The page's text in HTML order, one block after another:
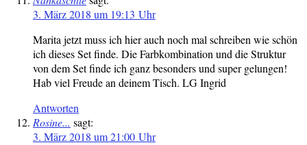
3. März 2018 um 19:13 Uhr
Marita jetzt muss ich hier auch noch mal schreiben wie schön
ich dieses Set finde. Die Farbkombination und die Struktur
von dem Set finde ich ganz besonders und super gelungen!
Hab viel Freude an deinem Tisch. LG Ingrid
Antworten
Rosine... sagt:
3. März 2018 um 21:00 Uhr